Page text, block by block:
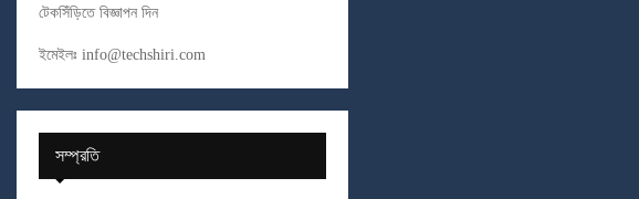
টেকসিঁড়িতে বিজ্ঞাপন দিন
ইমেইলঃ info@techshiri.com
সম্প্রতি